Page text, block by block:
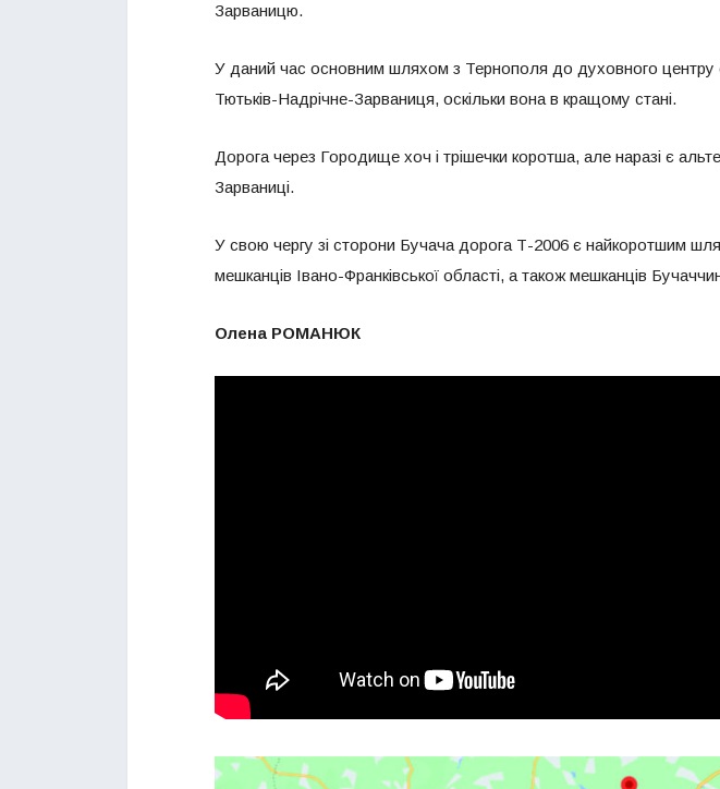
Зарваницю.
У даний час основним шляхом з Тернополя до духовного центру
Тютьків-Надрічне-Зарваниця, оскільки вона в кращому стані.
Дорога через Городище хоч і трішечки коротша, але наразі є
Зарваниці.
У свою чергу зі сторони Бучача дорога Т-2006 є найкоротшим
мешканців Івано-Франківської області, а також мешканців
Олена РОМАНЮК